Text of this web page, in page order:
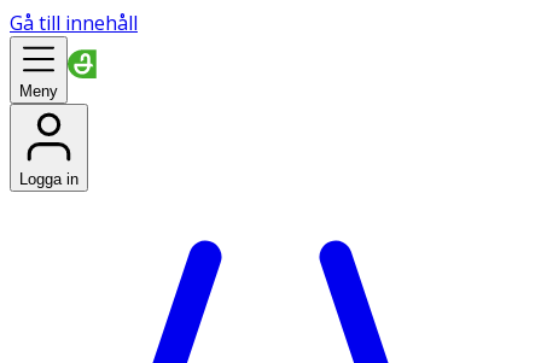
Gå till innehåll
Meny
Logga in